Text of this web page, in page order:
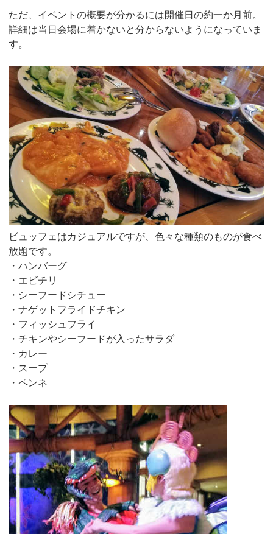
ただ、イベントの概要が分かるには開催日の約一か月前。
詳細は当日会場に着かないと分からないようになっていま
す。
ビュッフェはカジュアルですが、色々な種類のものが食べ
放題です。
・ハンバーグ
・エビチリ
・シーフードシチュー
・ナゲットフライドチキン
・フィッシュフライ
・チキンやシーフードが入ったサラダ
・カレー
・スープ
・ペンネ